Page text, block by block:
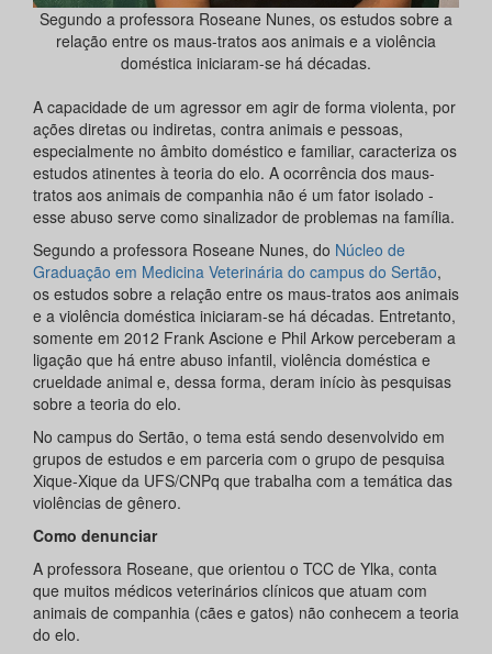
Segundo a professora Roseane Nunes, os estudos sobre a
relação entre os maus-tratos aos animais e a violência
doméstica iniciaram-se há décadas.
A capacidade de um agressor em agir de forma violenta, por
ações diretas ou indiretas, contra animais e pessoas,
especialmente no âmbito doméstico e familiar, caracteriza os
estudos atinentes à teoria do elo. A ocorrência dos maus-
tratos aos animais de companhia não é um fator isolado -
esse abuso serve como sinalizador de problemas na família.
Segundo a professora Roseane Nunes, do Núcleo de
Graduação em Medicina Veterinária do campus do Sertão,
os estudos sobre a relação entre os maus-tratos aos animais
e a violência doméstica iniciaram-se há décadas. Entretanto,
somente em 2012 Frank Ascione e Phil Arkow perceberam a
ligação que há entre abuso infantil, violência doméstica e
crueldade animal e, dessa forma, deram início às pesquisas
sobre a teoria do elo.
No campus do Sertão, o tema está sendo desenvolvido em
grupos de estudos e em parceria com o grupo de pesquisa
Xique-Xique da UFS/CNPq que trabalha com a temática das
violências de gênero.
Como denunciar
A professora Roseane, que orientou o TCC de Ylka, conta
que muitos médicos veterinários clínicos que atuam com
animais de companhia (cães e gatos) não conhecem a teoria
do elo.